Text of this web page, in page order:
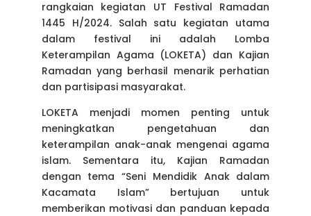
rangkaian kegiatan UT Festival Ramadan
1445 H/2024. Salah satu kegiatan utama
dalam festival ini adalah Lomba
Keterampilan Agama (LOKETA) dan Kajian
Ramadan yang berhasil menarik perhatian
dan partisipasi masyarakat.
LOKETA menjadi momen penting untuk
meningkatkan pengetahuan dan
keterampilan anak-anak mengenai agama
islam. Sementara itu, Kajian Ramadan
dengan tema “Seni Mendidik Anak dalam
Kacamata Islam” bertujuan untuk
memberikan motivasi dan panduan kepada